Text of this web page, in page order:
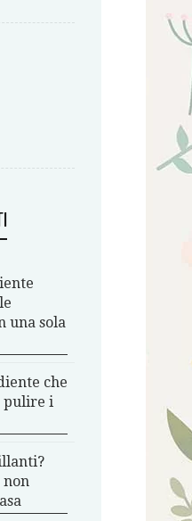
una sola
che
pulire i
non